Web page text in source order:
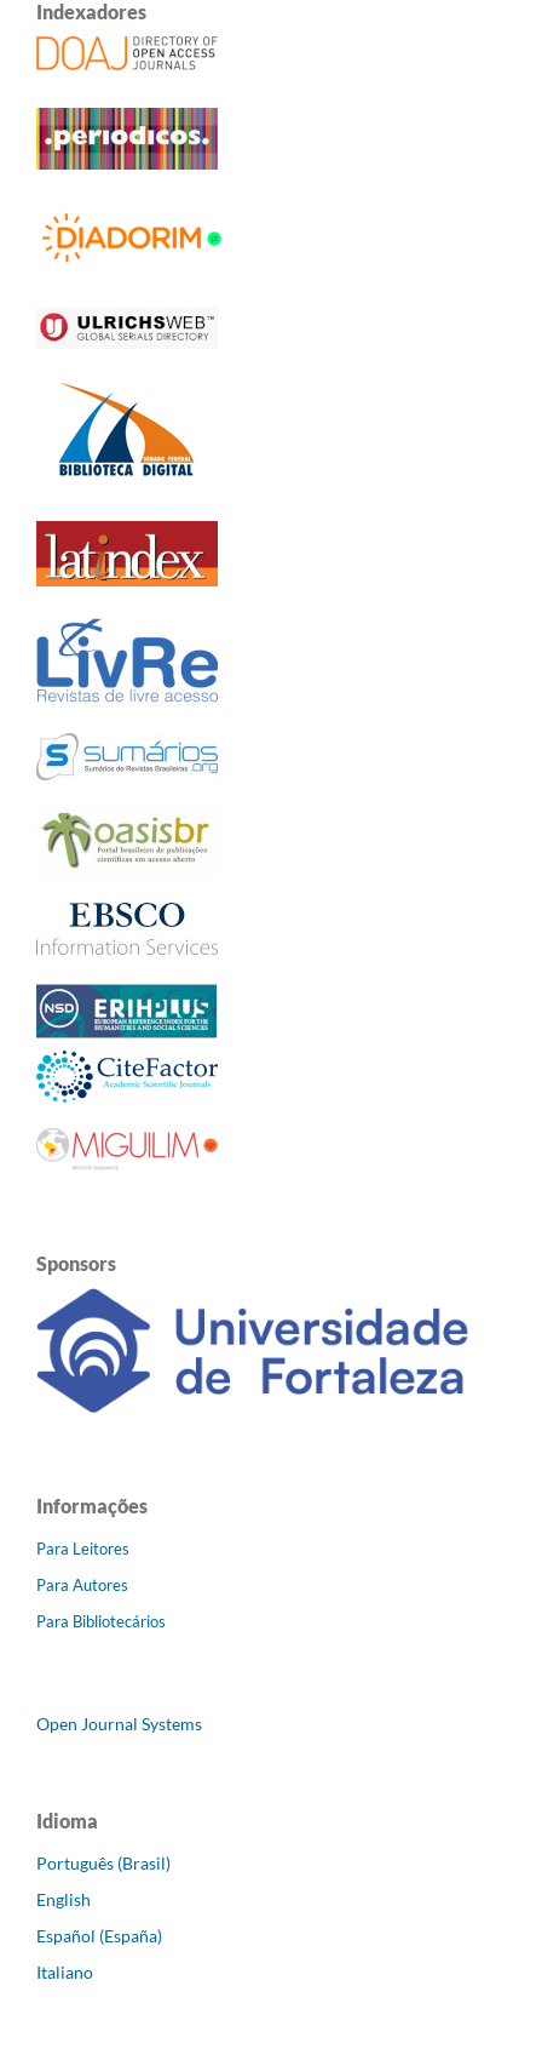
Indexadores
Sponsors
Informações
Para Leitores
Para Autores
Para Bibliotecários
Open Journal Systems
Idioma
Português (Brasil)
English
Español (España)
Italiano